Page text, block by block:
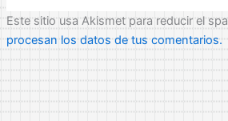
Este sitio usa Akismet para reducir el
procesan los datos de tus comentarios.